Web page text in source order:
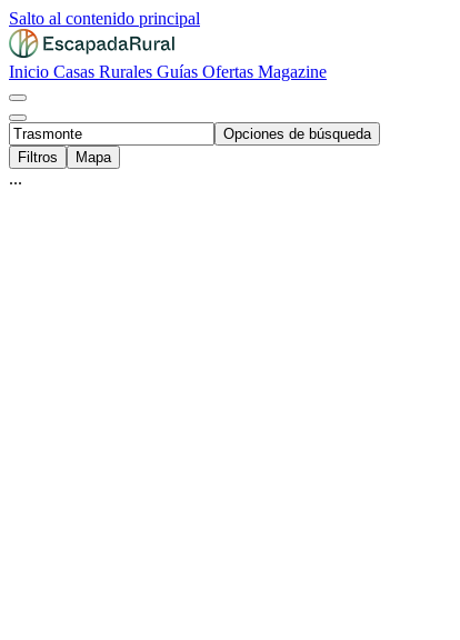
Salto al contenido principal
Inicio Casas Rurales Guías Ofertas Magazine
Opciones de búsqueda
Filtros
Mapa
...